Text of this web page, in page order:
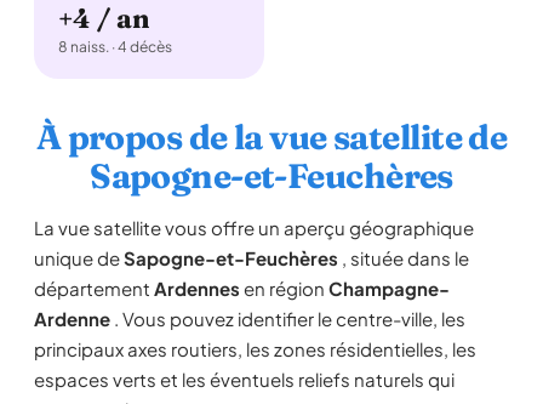
+4 / an
8 naiss. · 4 décès
À propos de la vue satellite de
Sapogne-et-Feuchères
La vue satellite vous offre un aperçu géographique
unique deSapogne-et-Feuchères , située dans le
département Ardennes en région Champagne-
Ardenne . Vous pouvez identifier le centre-ville, les
principaux axes routiers, les zones résidentielles, les
espaces verts et les éventuels reliefs naturels qui